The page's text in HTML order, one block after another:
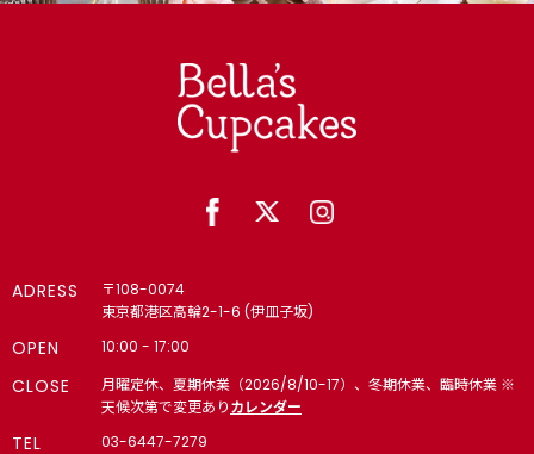
ADRESS
〒108-0074
東京都港区高輪2-1-6 (伊皿子坂)
OPEN 10:00 - 17:00
CLOSE
月曜定休、夏期休業（2026/8/10-17）、冬期休業、臨時休業 ※
天候次第で変更ありカレンダー
TEL 03-6447-7279